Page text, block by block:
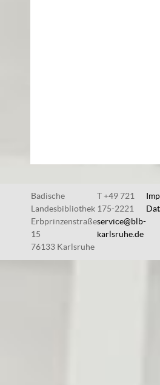
Badische
Landesbibliothek
Erbprinzenstraße
15
76133 Karlsruhe
T +49 721
175-2221
service@blb-
karlsruhe.de